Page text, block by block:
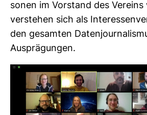
sonen im Vor­stand des
ver­stehen sich als
den gesamten
Aus­prä­gungen.